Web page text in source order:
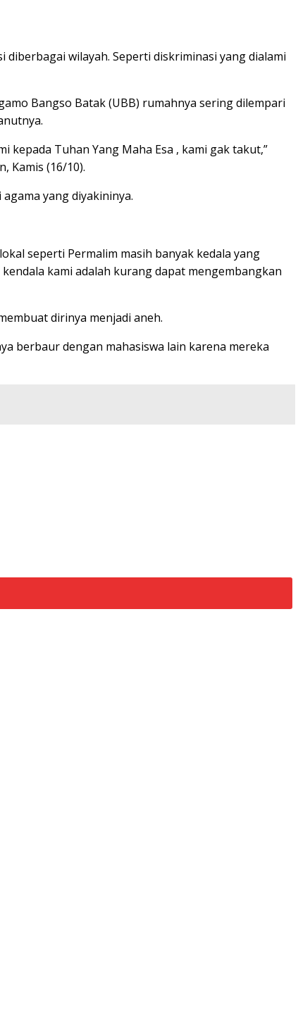
wilayah. Seperti diskriminasi yang dialami
Bangso Batak (UBB) rumahnya sering dilempari
kepada Tuhan Yang Maha Esa , kami gak takut,”
Kamis (16/10).
yang diyakininya.
seperti Permalim masih banyak kedala yang
kami adalah kurang dapat mengembangkan
dirinya menjadi aneh.
berbaur dengan mahasiswa lain karena mereka